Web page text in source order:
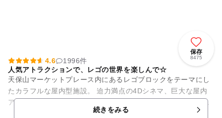
保存
8475
4.6
1996件
人気アトラクションで、レゴの世界を楽しんで☆
天保山マーケットプレース内にあるレゴブロックをテーマにし
たカラフルな屋内型施設。 迫力満点の4Dシネマ、巨大な屋内
アスレチック、レゴ作品の作り方を教えてくれるレゴ教室など
など、ブロックで遊んで...続きをみる